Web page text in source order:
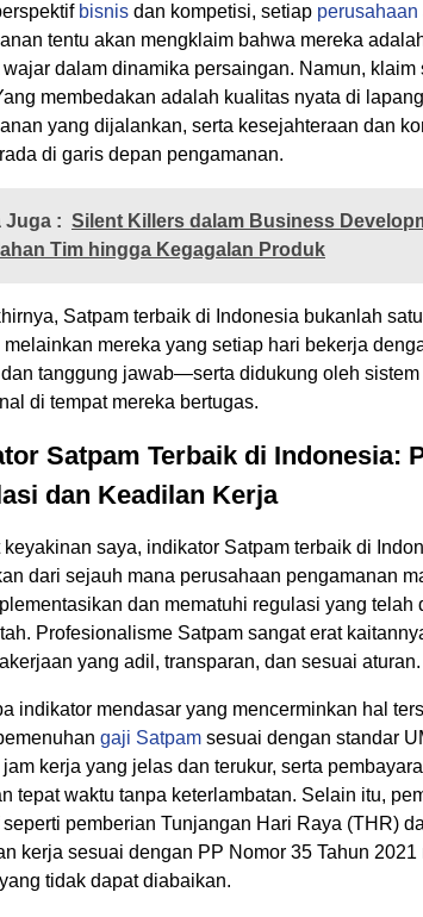
bisnis dan kompetisi, setiap perusahaan
tentu akan mengklaim bahwa mereka
wajar dalam dinamika persaingan. Namun, klaim
membedakan adalah kualitas nyata di
yang dijalankan, serta kesejahteraan dan
di garis depan pengamanan.
Juga : Silent Killers dalam Business
Tim hingga Kegagalan Produk
Satpam terbaik di Indonesia bukanlah
melainkan mereka yang setiap hari bekerja
tanggung jawab—serta didukung oleh sistem
di tempat mereka bertugas.
Satpam Terbaik di Indonesia:
dan Keadilan Kerja
keyakinan saya, indikator Satpam terbaik di
dari sejauh mana perusahaan pengamanan
dan mematuhi regulasi yang telah
Profesionalisme Satpam sangat erat
yang adil, transparan, dan sesuai aturan.
indikator mendasar yang mencerminkan hal
gaji Satpam sesuai dengan standar
jam kerja yang jelas dan terukur, serta
tepat waktu tanpa keterlambatan. Selain itu,
seperti pemberian Tunjangan Hari Raya (THR)
kerja sesuai dengan PP Nomor 35 Tahun
tidak dapat diabaikan.